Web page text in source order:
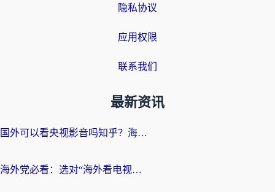
隐私协议
应用权限
联系我们
最新资讯
国外可以看央视影音吗知乎？海外党亲测有效的回国加速方案
海外党必看：选对“海外看电视剧软件”，再也不用愁国内剧刷不了